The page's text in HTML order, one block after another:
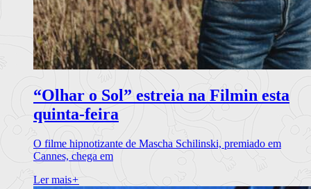
“Olhar o Sol” estreia na Filmin esta
quinta-feira
O filme hipnotizante de Mascha Schilinski, premiado em
Cannes, chega em
Ler mais+